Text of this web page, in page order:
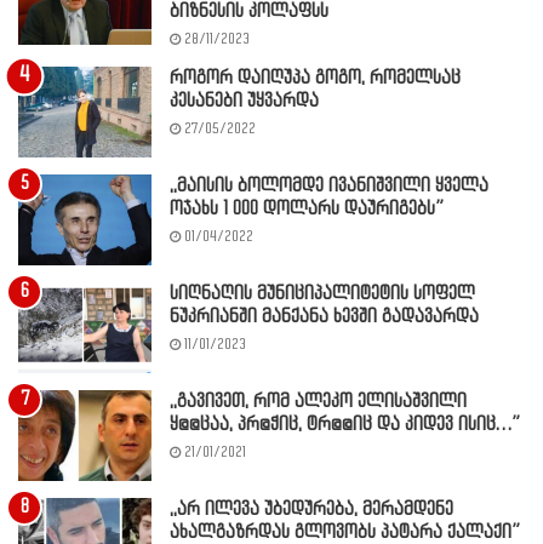
ბიზნესის კოლაფსს
28/11/2023
როგორ დაიღუპა გოგო, რომელსაც
კესანები უყვარდა
27/05/2022
,,მაისის ბოლომდე ივანიშვილი ყველა
ოჯახს 1 000 დოლარს დაურიგებს”
01/04/2022
სიღნაღის მუნიციპალიტეტის სოფელ
ნუკრიანში მანქანა ხევში გადავარდა
11/01/2023
,,გავივეთ, რომ ალეკო ელისაშვილი
ყ@@ცაა, პრ@ჭიც, ტრ@@იც და კიდევ ისიც…”
21/01/2021
,,არ ილევა უბედურება, მერამდენე
ახალგაზრდას გლოვობს პატარა ქალაქი”